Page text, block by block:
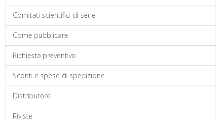
Comitati scientifici di serie
Come pubblicare
Richiesta preventivo
Sconti e spese di spedizione
Distributore
Riviste